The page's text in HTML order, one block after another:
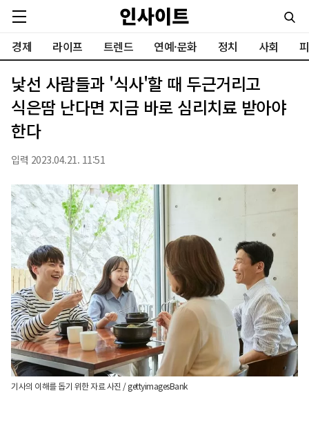
경제 라이프 트렌드 연예·문화 정치 사회
낯선 사람들과 '식사'할 때 두근거리고
식은땀 난다면 지금 바로 심리치료 받아야
한다
입력 2023.04.21. 11:51
기사의 이해를 돕기 위한 자료 사진 / gettyimagesBank